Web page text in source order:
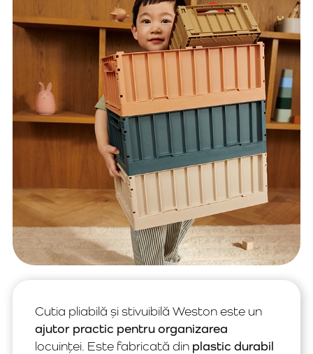
Cutia pliabilă și stivuibilă Weston este un
ajutor practic pentru organizarea
locuinței. Este fabricată din plastic durabil